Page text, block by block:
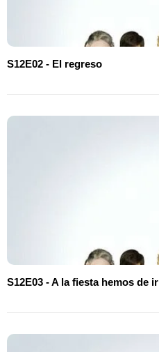
S12E02 - El regreso
S12E03 - A la fiesta hemos de ir